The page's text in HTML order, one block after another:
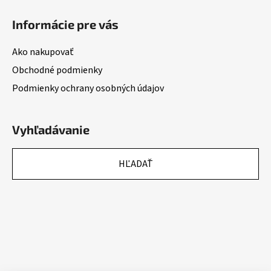
Informácie pre vás
Ako nakupovať
Obchodné podmienky
Podmienky ochrany osobných údajov
Vyhľadávanie
HĽADAŤ